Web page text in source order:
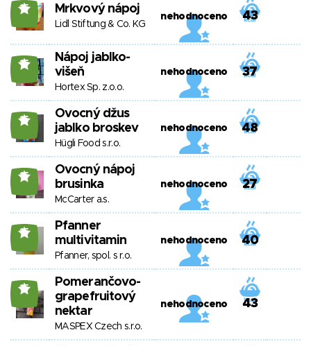
15 Mrkvový nápoj
Lidl Stiftung & Co. KG
nehodnoceno 43
15
Nápoj jablko-
višeň
Hortex Sp. z.o.o.
nehodnoceno 37
15
Ovocný džus
jablko broskev
Hügli Food s.r.o.
nehodnoceno 48
15
Ovocný nápoj
brusinka
McCarter a.s.
nehodnoceno 27
15
Pfanner
multivitamin
Pfanner, spol. s r.o.
nehodnoceno 40
15
Pomerančovo-
grapefruitový
nektar
MASPEX Czech s.r.o.
nehodnoceno 43